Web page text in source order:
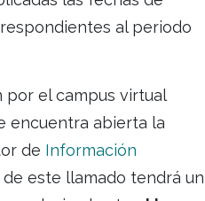
as:
las fechas de
al
por el campus virtual
encuentra abierta la